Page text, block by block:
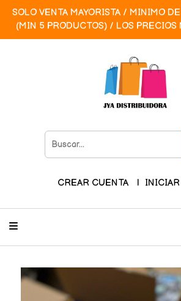
SOLO VENTA MAYORISTA / MINIMO
(MIN 5 PRODUCTOS) / LOS PRECIOS
CREAR CUENTA